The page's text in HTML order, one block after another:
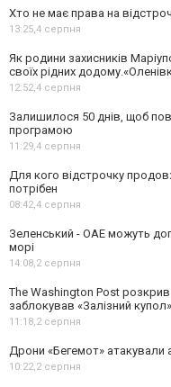
Хто не має права на
13:25, 4 серпня
Як родини захисників
своїх рідних
12:52, 4 серпня
Залишилося 50 днів, щоб
програмою
11:29, 4 серпня
Для кого відстрочку
потрібен
08:42, 4 серпня
Зеленський - ОАЕ можуть
морі
14:08, 2 серпня
The Washington Post розкрив
заблокував «Залізний
11:18, 2 серпня
Дрони «Бегемот» атакували
10:22, 2 серпня